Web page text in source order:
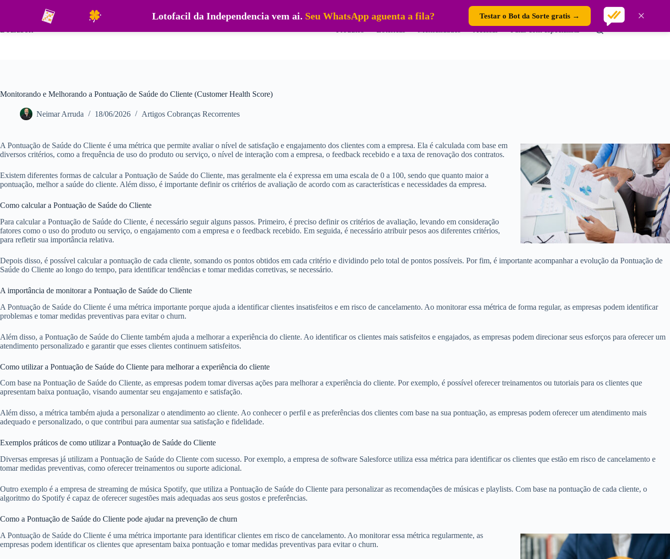
Lotofacil da Independencia vem ai. Seu WhatsApp aguenta a fila? Testar o Bot da Sorte gratis → ×
conteúdo
Monitorando e Melhorando a Pontuação de Saúde do Cliente (Customer Health Score)
Neimar Arruda 18/06/2026 Artigos Cobranças Recorrentes
A Pontuação de Saúde do Cliente é uma métrica que permite avaliar o nível de satisfação e engajamento dos clientes com a empresa. Ela é calculada com base em
diversos critérios, como a frequência de uso do produto ou serviço, o nível de interação com a empresa, o feedback recebido e a taxa de renovação dos contratos.
Existem diferentes formas de calcular a Pontuação de Saúde do Cliente, mas geralmente ela é expressa em uma escala de 0 a 100, sendo que quanto maior a
pontuação, melhor a saúde do cliente. Além disso, é importante definir os critérios de avaliação de acordo com as características e necessidades da empresa.
Como calcular a Pontuação de Saúde do Cliente
Para calcular a Pontuação de Saúde do Cliente, é necessário seguir alguns passos. Primeiro, é preciso definir os critérios de avaliação, levando em consideração
fatores como o uso do produto ou serviço, o engajamento com a empresa e o feedback recebido. Em seguida, é necessário atribuir pesos aos diferentes critérios,
para refletir sua importância relativa.
Depois disso, é possível calcular a pontuação de cada cliente, somando os pontos obtidos em cada critério e dividindo pelo total de pontos possíveis. Por fim, é importante acompanhar a evolução da Pontuação de
Saúde do Cliente ao longo do tempo, para identificar tendências e tomar medidas corretivas, se necessário.
A importância de monitorar a Pontuação de Saúde do Cliente
A Pontuação de Saúde do Cliente é uma métrica importante porque ajuda a identificar clientes insatisfeitos e em risco de cancelamento. Ao monitorar essa métrica de forma regular, as empresas podem identificar
problemas e tomar medidas preventivas para evitar o churn.
Além disso, a Pontuação de Saúde do Cliente também ajuda a melhorar a experiência do cliente. Ao identificar os clientes mais satisfeitos e engajados, as empresas podem direcionar seus esforços para oferecer um
atendimento personalizado e garantir que esses clientes continuem satisfeitos.
Como utilizar a Pontuação de Saúde do Cliente para melhorar a experiência do cliente
Com base na Pontuação de Saúde do Cliente, as empresas podem tomar diversas ações para melhorar a experiência do cliente. Por exemplo, é possível oferecer treinamentos ou tutoriais para os clientes que
apresentam baixa pontuação, visando aumentar seu engajamento e satisfação.
Além disso, a métrica também ajuda a personalizar o atendimento ao cliente. Ao conhecer o perfil e as preferências dos clientes com base na sua pontuação, as empresas podem oferecer um atendimento mais
adequado e personalizado, o que contribui para aumentar sua satisfação e fidelidade.
Exemplos práticos de como utilizar a Pontuação de Saúde do Cliente
Diversas empresas já utilizam a Pontuação de Saúde do Cliente com sucesso. Por exemplo, a empresa de software Salesforce utiliza essa métrica para identificar os clientes que estão em risco de cancelamento e
tomar medidas preventivas, como oferecer treinamentos ou suporte adicional.
Outro exemplo é a empresa de streaming de música Spotify, que utiliza a Pontuação de Saúde do Cliente para personalizar as recomendações de músicas e playlists. Com base na pontuação de cada cliente, o
algoritmo do Spotify é capaz de oferecer sugestões mais adequadas aos seus gostos e preferências.
Como a Pontuação de Saúde do Cliente pode ajudar na prevenção de churn
A Pontuação de Saúde do Cliente é uma métrica importante para identificar clientes em risco de cancelamento. Ao monitorar essa métrica regularmente, as
empresas podem identificar os clientes que apresentam baixa pontuação e tomar medidas preventivas para evitar o churn.